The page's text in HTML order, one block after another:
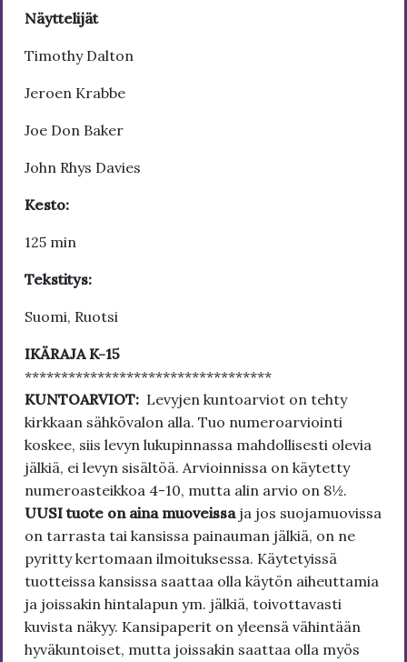
Näyttelijät
Timothy Dalton
Jeroen Krabbe
Joe Don Baker
John Rhys Davies
Kesto:
125 min
Tekstitys:
Suomi, Ruotsi
IKÄRAJA K-15
**********************************
KUNTOARVIOT: Levyjen kuntoarviot on tehty
kirkkaan sähkövalon alla. Tuo numeroarviointi
koskee, siis levyn lukupinnassa mahdollisesti olevia
jälkiä, ei levyn sisältöä. Arvioinnissa on käytetty
numeroasteikkoa 4-10, mutta alin arvio on 8½.
UUSI tuote on aina muoveissa ja jos suojamuovissa
on tarrasta tai kansissa painauman jälkiä, on ne
pyritty kertomaan ilmoituksessa. Käytetyissä
tuotteissa kansissa saattaa olla käytön aiheuttamia
ja joissakin hintalapun ym. jälkiä, toivottavasti
kuvista näkyy. Kansipaperit on yleensä vähintään
hyväkuntoiset, mutta joissakin saattaa olla myös